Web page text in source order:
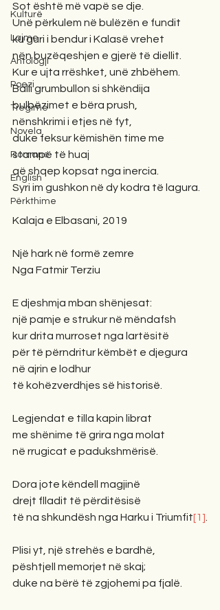
Kulturë
Lajme
Antologji
Poezi
Tregime
Novela
Romane
English
Përkthime
Sot është më vapë se dje.
Unë përkulem në bulëzën e fundit
ku guri i bendur i Kalasë vrehet
nën buzëqeshjen e gjerë të diellit.
Kur e ujta rrëshket, unë zhbëhem.
Balli grumbullon si shkëndija
bulbëzimet e bëra prush,
nënshkrimi i etjes në fyt,
duke feksur këmishën time me
stampë të huaj
që shqep kopsat nga inercia.
Syri im gushkon në dy kodra të lagura.
Kalaja e Elbasani, 2019
Një hark në formë zemre
Nga Fatmir Terziu
E djeshmja mban shënjesat:
një pamje e strukur në mëndafsh
kur drita murroset nga lartësitë
për të përndritur këmbët e djegura
në ajrin e lodhur
të kohëzverdhjes së historisë.
Legjendat e tilla kapin librat
me shënime të grira nga molat
në rrugicat e padukshmërisë.
Dora jote këndell magjinë
drejt flladit të përditësisë
të na shkundësh nga Harku i Triumfit[1].
Plisi yt, një strehës e bardhë,
pështjell memorjet në skaj;
duke na bërë të zgjohemi pa fjalë.